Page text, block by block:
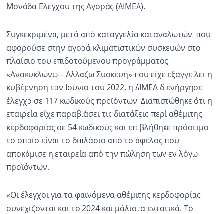
Μονάδα Ελέγχου της Αγοράς (ΔΙΜΕΑ).
Συγκεκριμένα, μετά από καταγγελία καταναλωτών, που
αφορούσε στην αγορά κλιματιστικών συσκευών στο
πλαίσιο του επιδοτούμενου προγράμματος
«Ανακυκλώνω – Αλλάζω Συσκευή» που είχε εξαγγείλει η
κυβέρνηση τον Ιούνιο του 2022, η ΔΙΜΕΑ διενήργησε
έλεγχο σε 117 κωδικούς προϊόντων. Διαπιστώθηκε ότι η
εταιρεία είχε παραβιάσει τις διατάξεις περί αθέμιτης
κερδοφορίας σε 54 κωδικούς και επιβλήθηκε πρόστιμο
το οποίο είναι το διπλάσιο από το όφελος που
αποκόμισε η εταιρεία από την πώληση των εν λόγω
προϊόντων.
«Οι έλεγχοι για τα φαινόμενα αθέμιτης κερδοφορίας
συνεχίζονται και το 2024 και μάλιστα εντατικά. Το